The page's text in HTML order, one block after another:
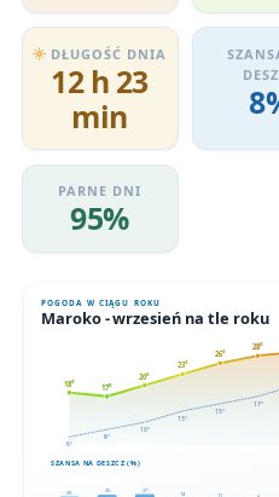
DŁUGOŚĆ DNIA
12 h 23
min
PARNE DNI
95%